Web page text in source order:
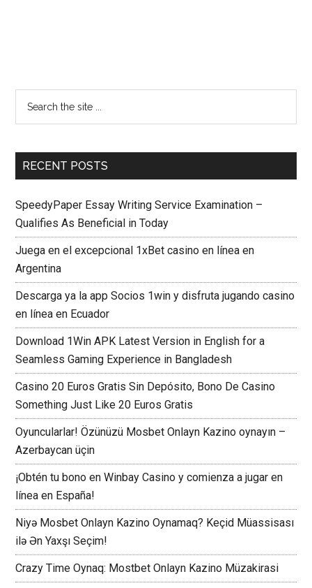
RECENT POSTS
SpeedyPaper Essay Writing Service Examination –
Qualifies As Beneficial in Today
Juega en el excepcional 1xBet casino en línea en
Argentina
Descarga ya la app Socios 1win y disfruta jugando casino
en línea en Ecuador
Download 1Win APK Latest Version in English for a
Seamless Gaming Experience in Bangladesh
Casino 20 Euros Gratis Sin Depósito, Bono De Casino
Something Just Like 20 Euros Gratis
Oyuncularlar! Özünüzü Mosbet Onlayn Kazino oynayın –
Azerbaycan üçin
¡Obtén tu bono en Winbay Casino y comienza a jugar en
línea en España!
Niyə Mosbet Onlayn Kazino Oynamaq? Keçid Müassisası
ilə Ən Yaxşı Seçim!
Crazy Time Oynaq: Mostbet Onlayn Kazino Müzakirasi